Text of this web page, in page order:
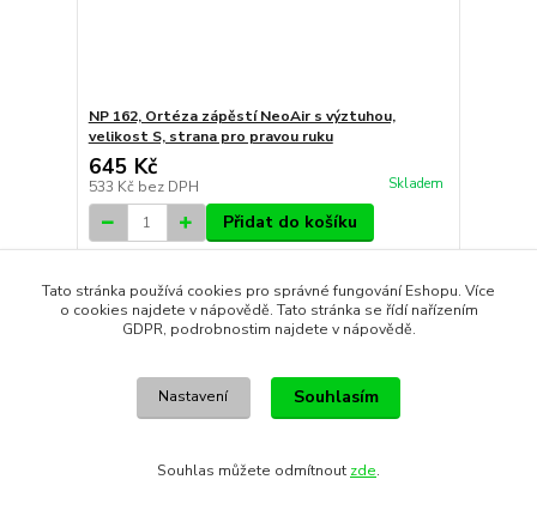
NP 162, Ortéza zápěstí NeoAir s výztuhou,
velikost S, strana pro pravou ruku
645 Kč
533 Kč bez DPH Skladem
Přidat do košíku
Tato stránka používá cookies pro správné fungování Eshopu. Více
o cookies najdete v nápovědě. Tato stránka se řídí nařízením
GDPR, podrobnostim najdete v nápovědě.
Nastavení Souhlasím
Souhlas můžete odmítnout zde.